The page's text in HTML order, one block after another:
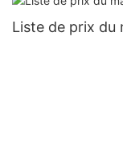
Liste de prix du